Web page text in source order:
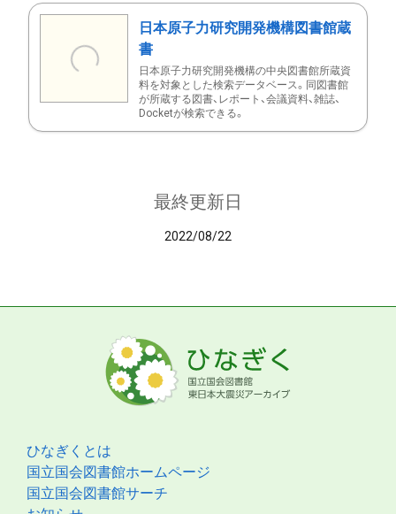
日本原子力研究開発機構図書館蔵
書
日本原子力研究開発機構の中央図書館所蔵資
料を対象とした検索データベース。同図書館
が所蔵する図書、レポート、会議資料、雑誌、
Docketが検索できる。
最終更新日
2022/08/22
ひなぎくとは
国立国会図書館ホームページ
国立国会図書館サーチ